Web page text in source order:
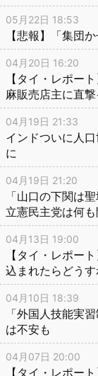
05月22日 18:53
【悲報】「集団
04月20日 16:20
【タイ・レポー
麻販売店主に直撃
04月19日 21:33
インドついに人
に
04月19日 21:20
「山口の下関は
立憲民主党は何
04月13日 19:00
【タイ・レポー
込まれたらどうす
04月10日 18:39
「外国人技能実
は不安も
04月07日 20:00
【タイ・レポー